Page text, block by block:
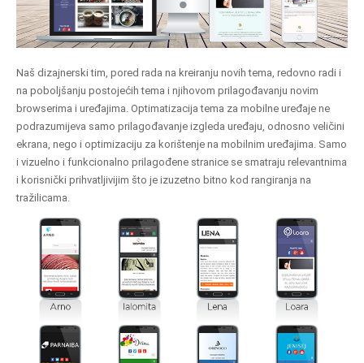
Naš dizajnerski tim, pored rada na kreiranju novih tema, redovno radi i
na poboljšanju postojećih tema i njihovom prilagođavanju novim
browserima i uređajima. Optimatizacija tema za mobilne uređaje ne
podrazumijeva samo prilagođavanje izgleda uređaju, odnosno veličini
ekrana, nego i optimizaciju za korištenje na mobilnim uređajima. Samo
i vizuelno i funkcionalno prilagođene stranice se smatraju relevantnima
i korisnički prihvatljivijim što je izuzetno bitno kod rangiranja na
tražilicama.